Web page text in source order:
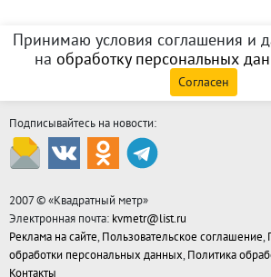
Принимаю условия соглашения и
на обработку персональных
Согласен
Подписывайтесь на новости:
2007 © «Квадратный метр»
Электронная почта: kvmetr@list.ru
Реклама на сайте, Пользовательское соглашение,
обработки персональных данных, Политика
Контакты